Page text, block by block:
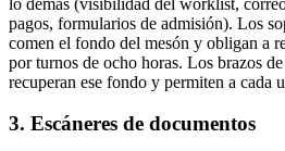
pagos, formularios de admisión). Los
comen el fondo del mesón y obligan a
por turnos de ocho horas. Los brazos
recuperan ese fondo y permiten a cada
3. Escáneres de documentos